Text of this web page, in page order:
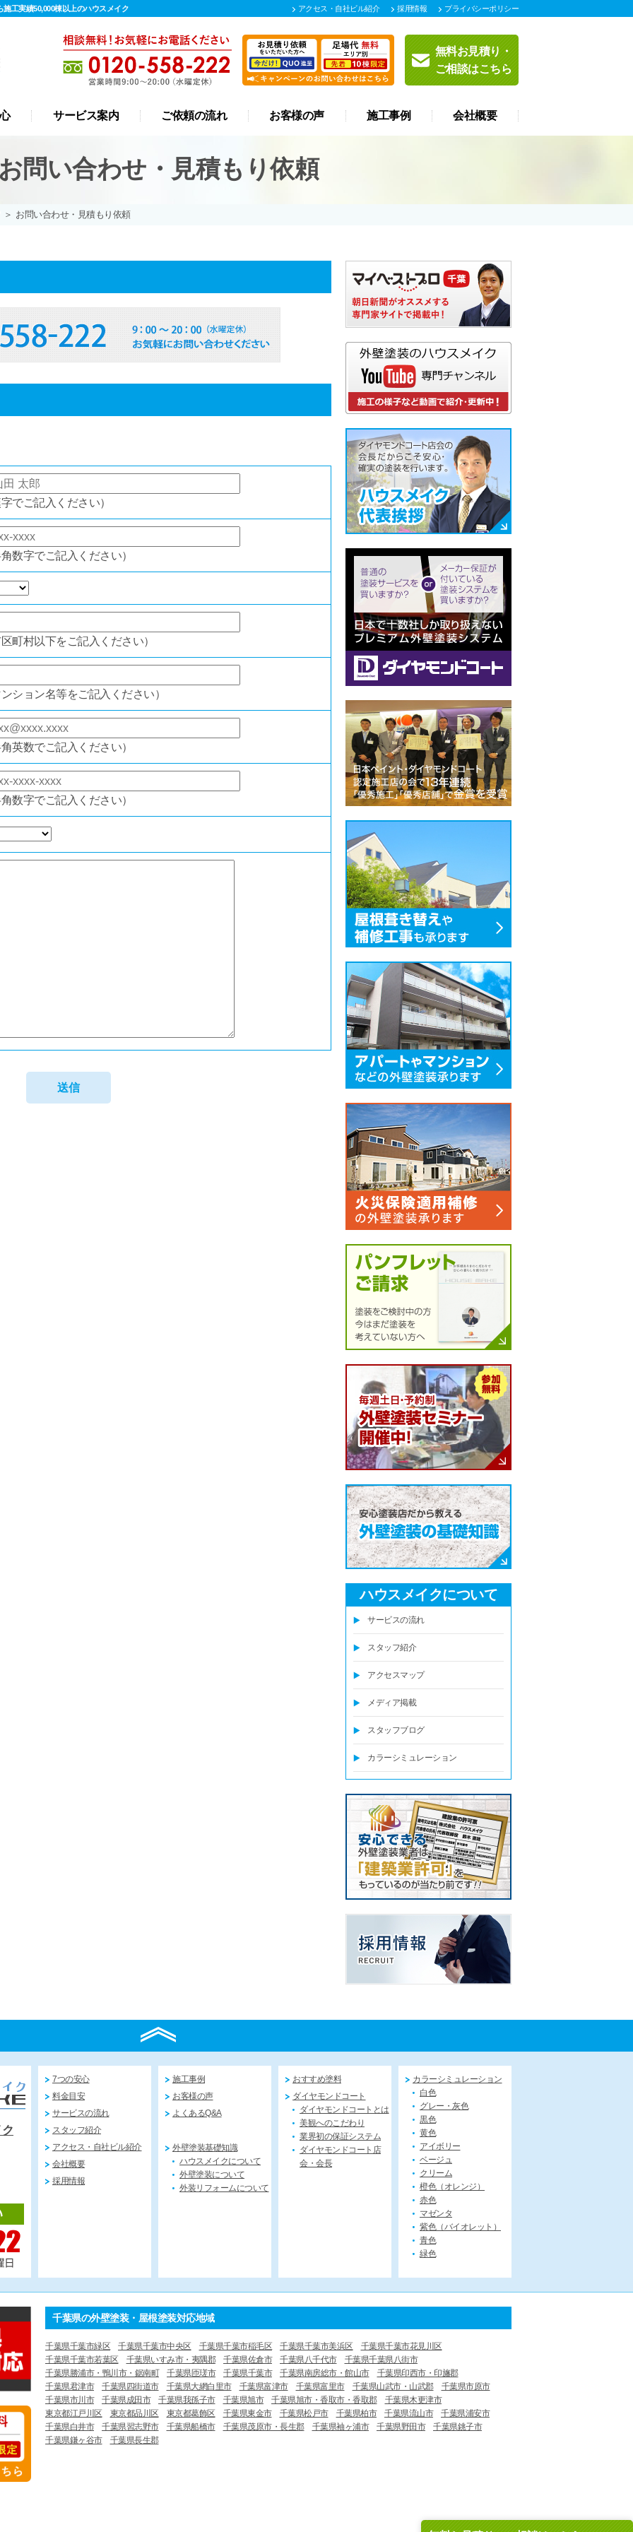
工実績50,000棟以上のハウスメイク アクセス・自社ビル紹介 採用情報 プライバシーポリシー
無料お見積り・
ご相談はこちら
サービス案内 ご依頼の流れ お客様の声 施工事例 会社概要
お問い合わせ・見積もり依頼
＞ お問い合わせ・見積もり依頼
でご記入ください）
数字でご記入ください）
町村以下をご記入ください）
ション名等をご記入ください）
英数でご記入ください）
数字でご記入ください）
ハウスメイクについて
サービスの流れ
スタッフ紹介
アクセスマップ
メディア掲載
スタッフブログ
カラーシミュレーション
7つの安心
料金目安
サービスの流れ
スタッフ紹介
アクセス・自社ビル紹介
会社概要
採用情報
施工事例
お客様の声
よくあるQ&A
外壁塗装基礎知識
ハウスメイクについて
外壁塗装について
外装リフォームについて
おすすめ塗料
ダイヤモンドコート
ダイヤモンドコートとは
美観へのこだわり
業界初の保証システム
ダイヤモンドコート店
会・会長
カラーシミュレーション
白色
グレー・灰色
黒色
黄色
アイボリー
ベージュ
クリーム
橙色（オレンジ）
赤色
マゼンタ
紫色（バイオレット）
青色
緑色
千葉県の外壁塗装・屋根塗装対応地域
千葉県千葉市緑区 千葉県千葉市中央区 千葉県千葉市稲毛区 千葉県千葉市美浜区
千葉県千葉市花見川区
千葉県千葉市若葉区
千葉県いすみ市・夷隅郡 千葉県佐倉市 千葉県八千代市
千葉県千葉県八街市
千葉県勝浦市・鴨川市・鋸南町
千葉県匝瑳市 千葉県千葉市 千葉県南房総市・館山市
千葉県印西市・印旛郡
千葉県君津市
千葉県四街道市 千葉県大網白里市 千葉県富津市 千葉県富里市 千葉県山武市・山武郡
千葉県市原市
千葉県市川市
千葉県成田市 千葉県我孫子市 千葉県旭市 千葉県旭市・香取市・香取郡
千葉県木更津市
東京都江戸川区
東京都品川区 東京都葛飾区 千葉県東金市 千葉県松戸市 千葉県柏市 千葉県流山市
千葉県浦安市
千葉県白井市
千葉県習志野市 千葉県船橋市 千葉県茂原市・長生郡 千葉県袖ヶ浦市 千葉県野田市
千葉県銚子市
千葉県鎌ヶ谷市
千葉県長生郡